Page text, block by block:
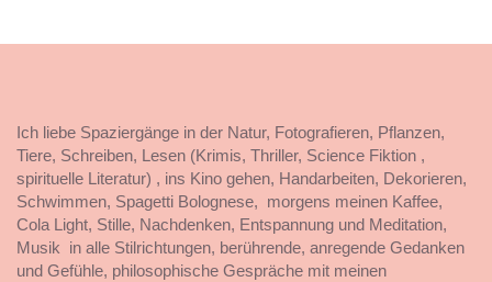
Ich liebe Spaziergänge in der Natur, Fotografieren, Pflanzen,
Tiere, Schreiben, Lesen (Krimis, Thriller, Science Fiktion ,
spirituelle Literatur) , ins Kino gehen, Handarbeiten, Dekorieren,
Schwimmen, Spagetti Bolognese, morgens meinen Kaffee,
Cola Light, Stille, Nachdenken, Entspannung und Meditation,
Musik in alle Stilrichtungen, berührende, anregende Gedanken
und Gefühle, philosophische Gespräche mit meinen